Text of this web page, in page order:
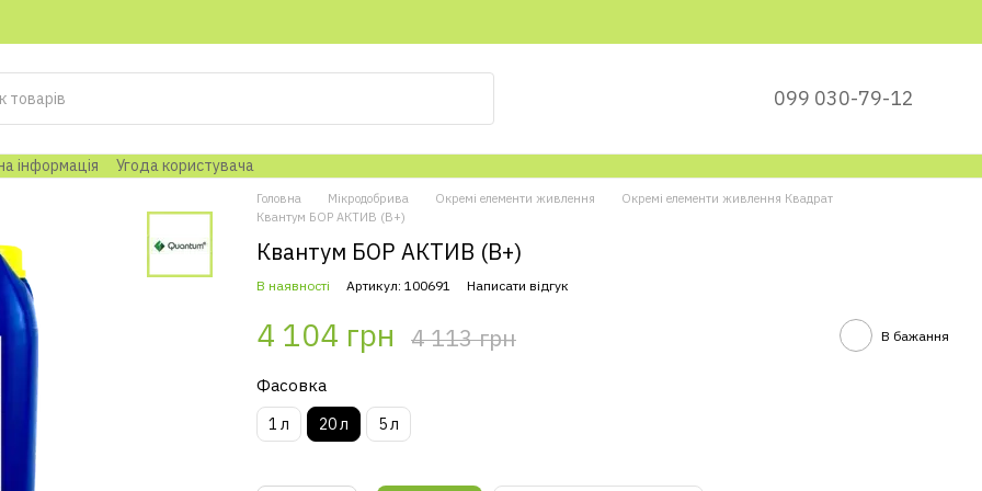
099 030-79-12
інформація Угода користувача
Головна Мікродобрива Окремі елементи живлення
Окремі елементи живлення Квадрат
Квантум БОР АКТИВ (B+)
Квантум БОР АКТИВ (B+)
В наявності Артикул: 100691 Написати відгук
4 104 грн 4 113 грн В бажання
Фасовка
1 л 20 л 5 л